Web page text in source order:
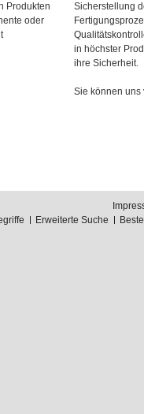
Produkten
oder
Sicherstellung
in höchster
ihre Sicherheit.
Sie können uns
Erweiterte Suche